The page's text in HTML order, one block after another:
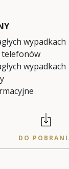
wypadkach
telefonów
wypadkach
DO